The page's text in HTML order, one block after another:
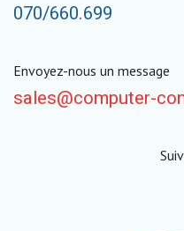
070/660.699
Envoyez-nous un message
sales@computer-